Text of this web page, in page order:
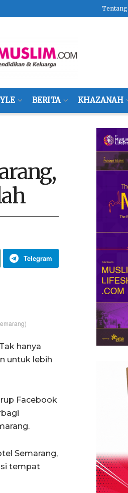
BERITA KHAZANAH
Telegram
hanya
untuk lebih
Facebook
Semarang,
tempat